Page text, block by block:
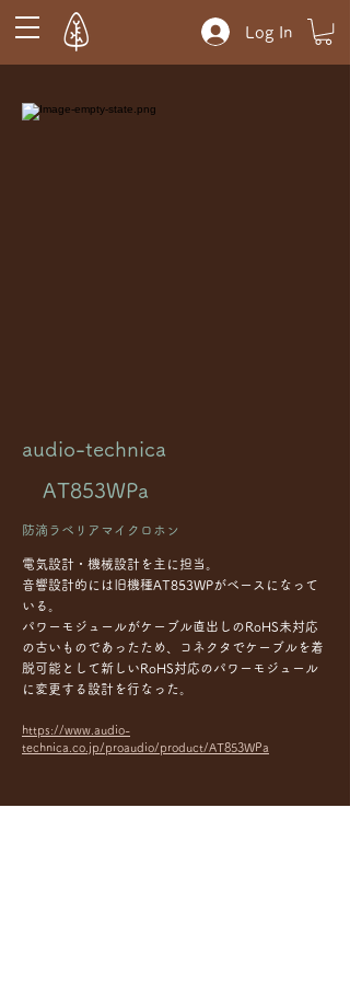
Log In
audio-technica
AT853WPa
防滴ラベリアマイクロホン
電気設計・機械設計を主に担当。
音響設計的には旧機種AT853WPがベースになって
いる。
パワーモジュールがケーブル直出しのRoHS未対応
の古いものであったため、コネクタでケーブルを着
脱可能として新しいRoHS対応のパワーモジュール
に変更する設計を行なった。
https://www.audio-
technica.co.jp/proaudio/product/AT853WPa